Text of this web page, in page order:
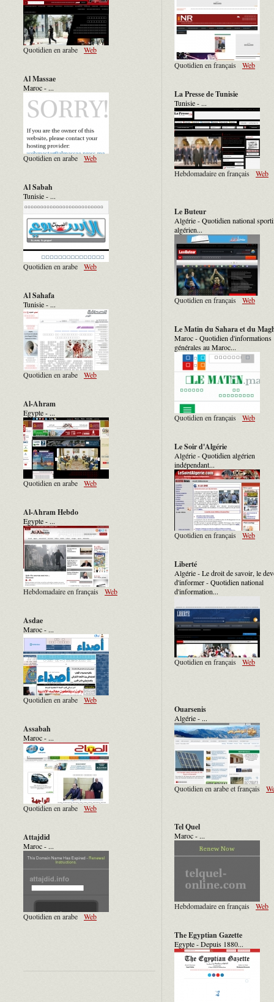
Quotidien en arabe Web
Al Massae
Maroc - ...
Quotidien en arabe Web
Al Sabah
Tunisie - ...
Quotidien en arabe Web
Al Sahafa
Tunisie - ...
Quotidien en arabe Web
Al-Ahram
Egypte - ...
Quotidien en arabe Web
Al-Ahram Hebdo
Egypte - ...
Hebdomadaire en français Web
Asdae
Maroc - ...
Quotidien en arabe Web
Assabah
Maroc - ...
Quotidien en arabe Web
Attajdid
Maroc - ...
Quotidien en arabe Web
Quotidien en français Web
La Presse de Tunisie
Tunisie - ...
Hebdomadaire en français Web
Le Buteur
Algérie - Quotidien national
algérien...
Quotidien en français Web
Le Matin du Sahara et du
Maroc - Quotidien d'informations
générales au Maroc...
Quotidien en français Web
Le Soir d'Algérie
Algérie - Quotidien algérien
indépendant...
Quotidien en français Web
Liberté
Algérie - Le droit de savoir, le
d'informer - Quotidien national
d'information...
Quotidien en français Web
Ouarsenis
Algérie - ...
Quotidien en arabe et français
Tel Quel
Maroc - ...
Hebdomadaire en français Web
The Egyptian Gazette
Egypte - Depuis 1880...